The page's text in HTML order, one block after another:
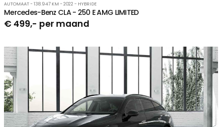
AUTOMAAT - 138.947 KM - 2022 - HYBRIDE
Mercedes-Benz CLA - 250 E AMG LIMITED
€ 499,- per maand